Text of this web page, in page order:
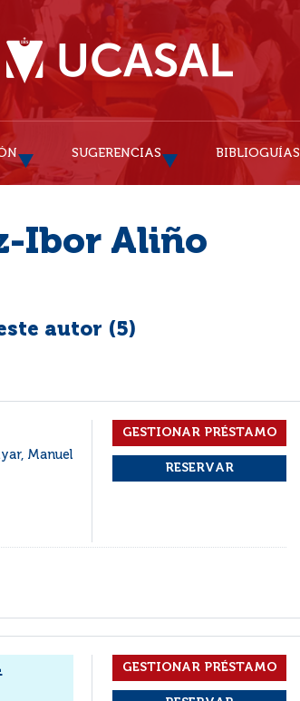
SUGERENCIAS BIBLIOGUÍAS
Ibor Aliño
autor (5)
Manuel